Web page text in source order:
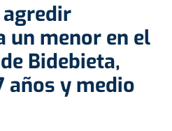
agredir
un menor en el
Bidebieta,
años y medio